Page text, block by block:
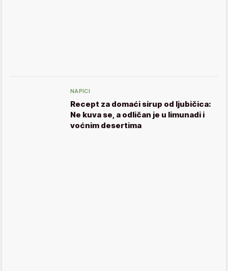
NAPICI
Recept za domaći sirup od ljubičica:
Ne kuva se, a odličan je u limunadi i
voćnim desertima